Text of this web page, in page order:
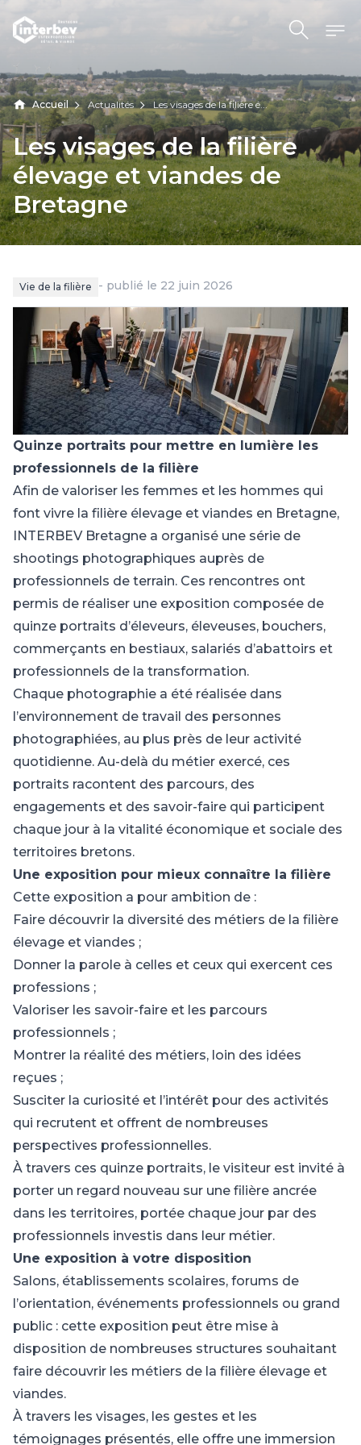
Aller au contenu
Accueil Actualités Les visages de la filière é...
Les visages de la filière
élevage et viandes de
Bretagne
Vie de la filière - publié le 22 juin 2026
Quinze portraits pour mettre en lumière les
professionnels de la filière
Afin de valoriser les femmes et les hommes qui
font vivre la filière élevage et viandes en Bretagne,
INTERBEV Bretagne a organisé une série de
shootings photographiques auprès de
professionnels de terrain. Ces rencontres ont
permis de réaliser une exposition composée de
quinze portraits d’éleveurs, éleveuses, bouchers,
commerçants en bestiaux, salariés d’abattoirs et
professionnels de la transformation.
Chaque photographie a été réalisée dans
l’environnement de travail des personnes
photographiées, au plus près de leur activité
quotidienne. Au-delà du métier exercé, ces
portraits racontent des parcours, des
engagements et des savoir-faire qui participent
chaque jour à la vitalité économique et sociale des
territoires bretons.
Une exposition pour mieux connaître la filière
Cette exposition a pour ambition de :
Faire découvrir la diversité des métiers de la filière
élevage et viandes ;
Donner la parole à celles et ceux qui exercent ces
professions ;
Valoriser les savoir-faire et les parcours
professionnels ;
Montrer la réalité des métiers, loin des idées
reçues ;
Susciter la curiosité et l’intérêt pour des activités
qui recrutent et offrent de nombreuses
perspectives professionnelles.
À travers ces quinze portraits, le visiteur est invité à
porter un regard nouveau sur une filière ancrée
dans les territoires, portée chaque jour par des
professionnels investis dans leur métier.
Une exposition à votre disposition
Salons, établissements scolaires, forums de
l’orientation, événements professionnels ou grand
public : cette exposition peut être mise à
disposition de nombreuses structures souhaitant
faire découvrir les métiers de la filière élevage et
viandes.
À travers les visages, les gestes et les
témoignages présentés, elle offre une immersion